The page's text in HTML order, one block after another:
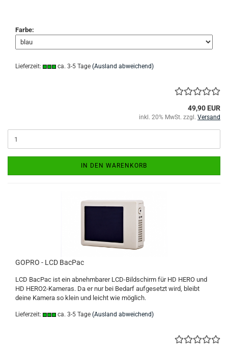
Farbe:
Lieferzeit: ca. 3-5 Tage (Ausland abweichend)
49,90 EUR
inkl. 20% MwSt. zzgl. Versand
IN DEN WARENKORB
GOPRO - LCD BacPac
LCD BacPac ist ein abnehmbarer LCD-Bildschirm für HD HERO und
HD HERO2-Kameras. Da er nur bei Bedarf aufgesetzt wird, bleibt
deine Kamera so klein und leicht wie möglich.
Lieferzeit: ca. 3-5 Tage (Ausland abweichend)